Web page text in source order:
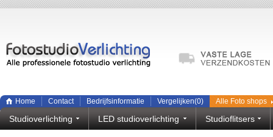
Home Contact Bedrijfsinformatie Vergelijken(0) Alle Foto shops
Studioverlichting LED studioverlichting Studioflitsers